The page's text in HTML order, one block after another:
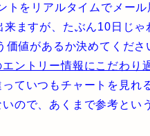
トをリアルタイムでメー
ますが、たぶん10日じ
値があるか決めてくださ
ントリー情報にこだわり
ていつもチャートを見れ
ので、あくまで参考とい